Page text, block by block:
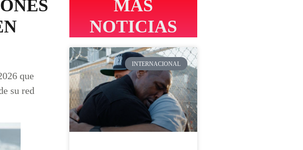
que
su red
MÁS
NOTICIAS
INTERNACIONAL